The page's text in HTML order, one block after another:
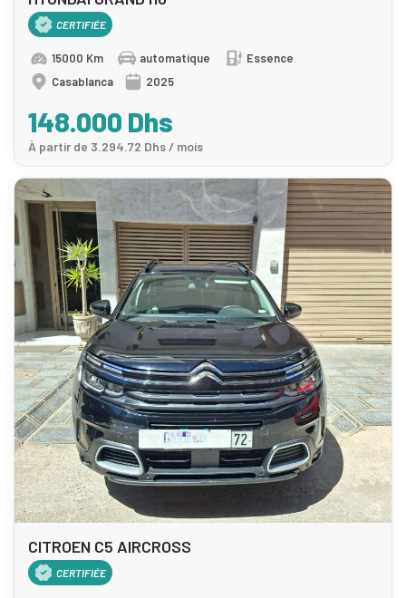
CERTIFIÉE
15000 Km automatique
Essence
Casablanca
2025
148.000 Dhs
À partir de 3.294.72 Dhs / mois
CITROEN C5 AIRCROSS
CERTIFIÉE